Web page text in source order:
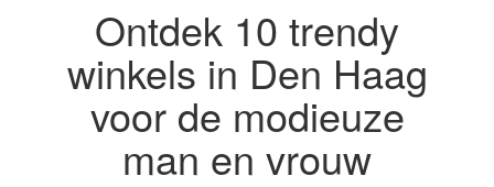
Ontdek 10 trendy
winkels in Den Haag
voor de modieuze
man en vrouw